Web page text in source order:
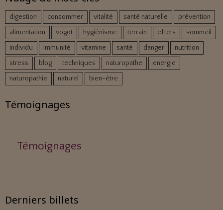
digestion consommer vitalité santé naturelle
prévention
alimentation
vogot hygiénisme terrain effets
sommeil
individu
immunité vitamine santé danger
nutrition
stress
blog techniques naturopathe
energie
naturopathie
naturel bien-être
Témoignages
Témoignages
Derniers billets